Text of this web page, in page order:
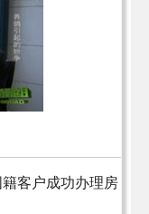
籍客户成功办理房